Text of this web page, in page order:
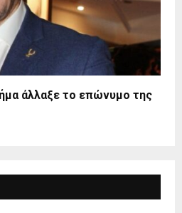
άλλαξε το επώνυμο της